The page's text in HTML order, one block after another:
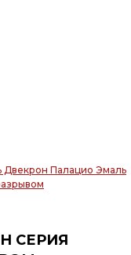
Двекрон Палацио Эмаль
СЕРИЯ